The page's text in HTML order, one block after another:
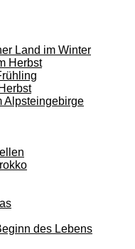
Land im Winter
Herbst
Alpsteingebirge
des Lebens